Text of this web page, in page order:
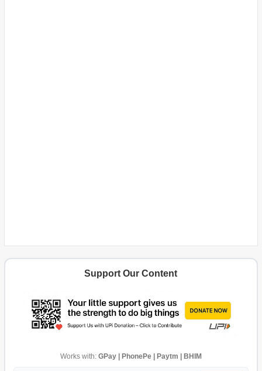
Support Our Content
Works with: GPay | PhonePe | Paytm | BHIM